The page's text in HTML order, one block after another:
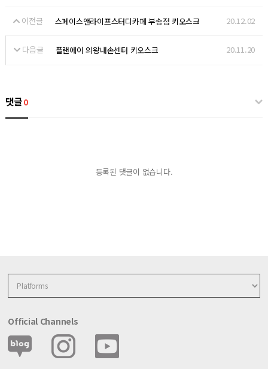
이전글 스페이스앤라이프스터디카페 부송점 키오스크 20.12.02
다음글 플랜에이 의왕내손센터 키오스크 20.11.20
댓글0
등록된 댓글이 없습니다.
Official Channels